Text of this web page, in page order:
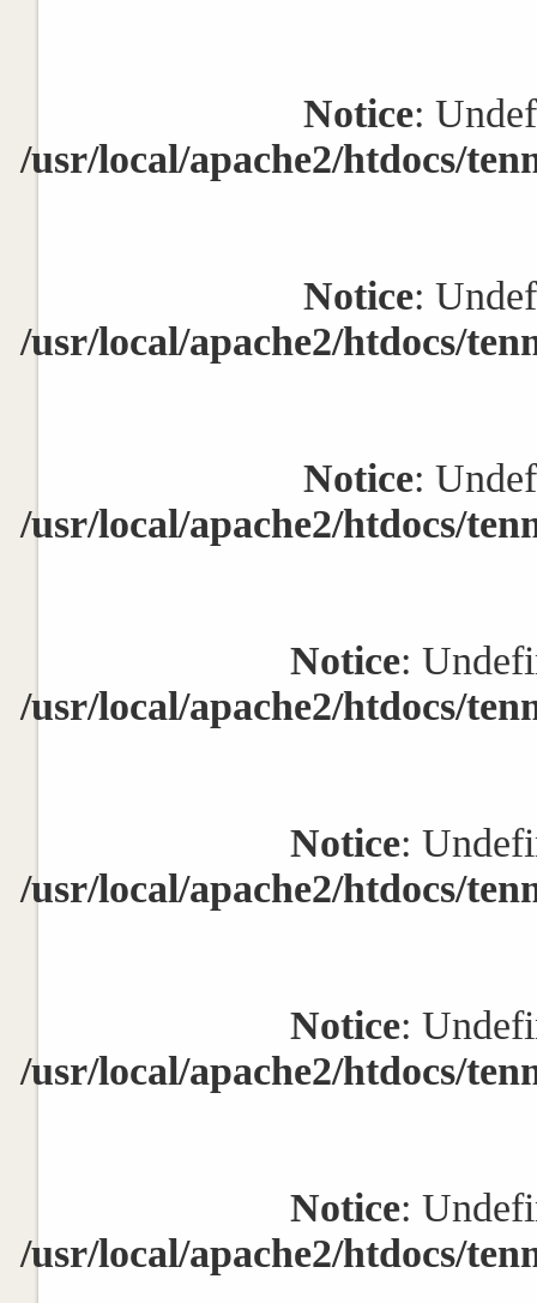
Notice:
/usr/local/apache2/htdocs/
Notice:
/usr/local/apache2/htdocs/
Notice:
/usr/local/apache2/htdocs/
Notice:
/usr/local/apache2/htdocs/
Notice:
/usr/local/apache2/htdocs/
Notice:
/usr/local/apache2/htdocs/
Notice:
/usr/local/apache2/htdocs/